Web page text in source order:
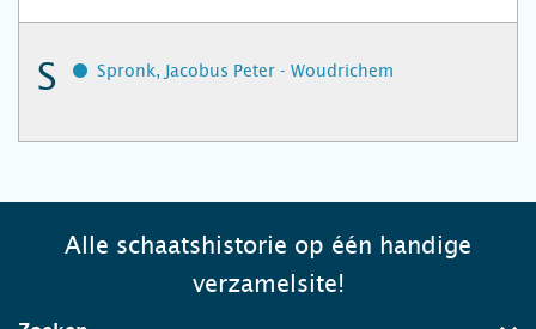
S Spronk, Jacobus Peter - Woudrichem
Alle schaatshistorie op één handige
verzamelsite!